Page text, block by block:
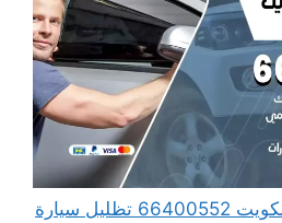
تظليل سيارات متنقل الكويت 66400552 تظليل سيارة